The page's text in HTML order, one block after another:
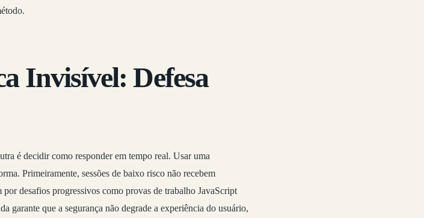
Invisível: Defesa
é decidir como responder em tempo real. Usar uma
Primeiramente, sessões de baixo risco não recebem
desafios progressivos como provas de trabalho JavaScript
garante que a segurança não degrade a experiência do usuário,